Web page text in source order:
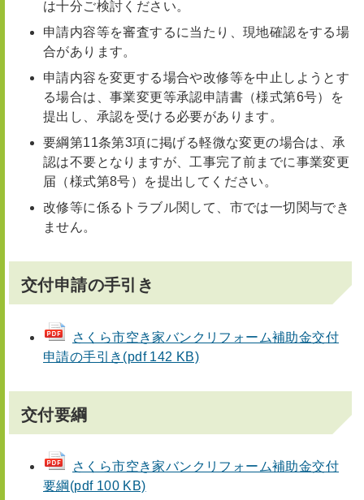
は十分ご検討ください。
申請内容等を審査するに当たり、現地確認をする場
合があります。
申請内容を変更する場合や改修等を中止しようとす
る場合は、事業変更等承認申請書（様式第6号）を
提出し、承認を受ける必要があります。
要綱第11条第3項に掲げる軽微な変更の場合は、承
認は不要となりますが、工事完了前までに事業変更
届（様式第8号）を提出してください。
改修等に係るトラブル関して、市では一切関与でき
ません。
交付申請の手引き
さくら市空き家バンクリフォーム補助金交付
申請の手引き(pdf 142 KB)
交付要綱
さくら市空き家バンクリフォーム補助金交付
要綱(pdf 100 KB)